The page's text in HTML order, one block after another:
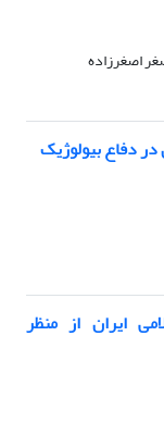
اصغرزاده
دفاع بیولوژیک
ایران از منظر